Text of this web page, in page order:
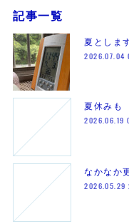
記事一覧
夏としま
2026.07.04
夏休みも
2026.06.19
なかなか
2026.05.29